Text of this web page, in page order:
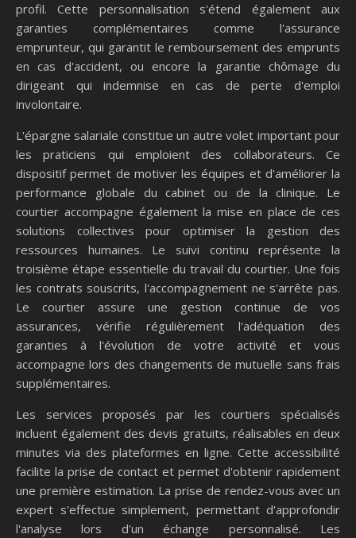
profil. Cette personnalisation s'étend également aux
garanties complémentaires comme l'assurance
emprunteur, qui garantit le remboursement des emprunts
en cas d'accident, ou encore la garantie chômage du
dirigeant qui indemnise en cas de perte d'emploi
involontaire.
L'épargne salariale constitue un autre volet important pour
les praticiens qui emploient des collaborateurs. Ce
dispositif permet de motiver les équipes et d'améliorer la
performance globale du cabinet ou de la clinique. Le
courtier accompagne également la mise en place de ces
solutions collectives pour optimiser la gestion des
ressources humaines. Le suivi continu représente la
troisième étape essentielle du travail du courtier. Une fois
les contrats souscrits, l'accompagnement ne s'arrête pas.
Le courtier assure une gestion continue de vos
assurances, vérifie régulièrement l'adéquation des
garanties à l'évolution de votre activité et vous
accompagne lors des changements de mutuelle sans frais
supplémentaires.
Les services proposés par les courtiers spécialisés
incluent également des devis gratuits, réalisables en deux
minutes via des plateformes en ligne. Cette accessibilité
facilite la prise de contact et permet d'obtenir rapidement
une première estimation. La prise de rendez-vous avec un
expert s'effectue simplement, permettant d'approfondir
l'analyse lors d'un échange personnalisé. Les